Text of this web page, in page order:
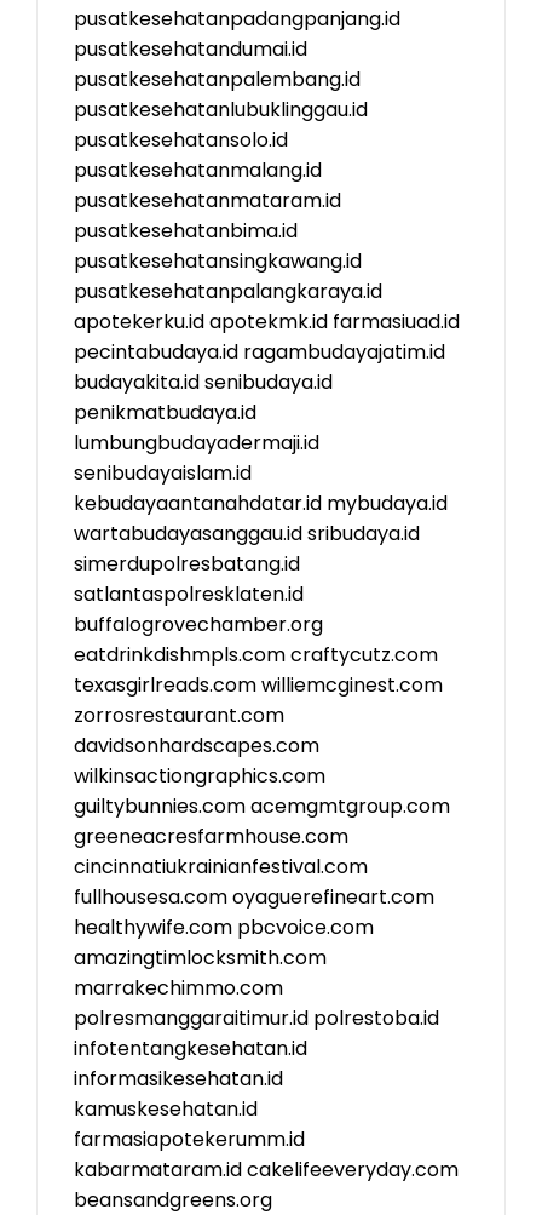
pusatkesehatanpadangpanjang.id
pusatkesehatandumai.id
pusatkesehatanpalembang.id
pusatkesehatanlubuklinggau.id
pusatkesehatansolo.id
pusatkesehatanmalang.id
pusatkesehatanmataram.id
pusatkesehatanbima.id
pusatkesehatansingkawang.id
pusatkesehatanpalangkaraya.id
apotekerku.idapotekmk.id farmasiuad.id
pecintabudaya.id ragambudayajatim.id
budayakita.idsenibudaya.id
penikmatbudaya.id
lumbungbudayadermaji.id
senibudayaislam.id
kebudayaantanahdatar.id mybudaya.id
wartabudayasanggau.idsribudaya.id
simerdupolresbatang.id
satlantaspolresklaten.id
buffalogrovechamber.org
eatdrinkdishmpls.comcraftycutz.com
texasgirlreads.comwilliemcginest.com
zorrosrestaurant.com
davidsonhardscapes.com
wilkinsactiongraphics.com
guiltybunnies.comacemgmtgroup.com
greeneacresfarmhouse.com
cincinnatiukrainianfestival.com
fullhousesa.comoyaguerefineart.com
healthywife.com pbcvoice.com
amazingtimlocksmith.com
marrakechimmo.com
polresmanggaraitimur.id polrestoba.id
infotentangkesehatan.id
informasikesehatan.id
kamuskesehatan.id
farmasiapotekerumm.id
kabarmataram.idcakelifeeveryday.com
beansandgreens.org